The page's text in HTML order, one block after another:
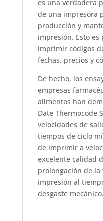
es una verdadera
de una impresora
producción y
impresión. Esto
imprimir códigos
fechas, precios y
De hecho, los
empresas
alimentos han
Date Thermocode
velocidades de
tiempos de ciclo
de imprimir a
excelente calidad
prolongación de
impresión al
desgaste mecánico.